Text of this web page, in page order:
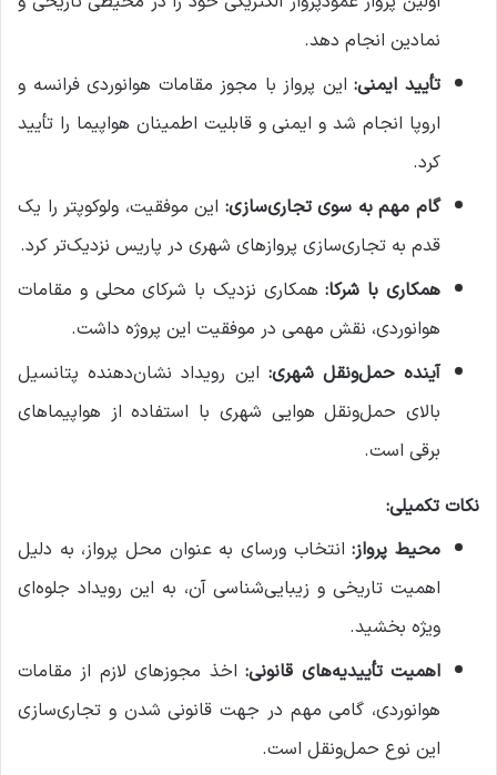
نمادین انجام دهد.
تأیید ایمنی:این پرواز با مجوز مقامات هوانوردی فرانسه و
اروپا انجام شد و ایمنی و قابلیت اطمینان هواپیما را تأیید
کرد.
گام مهم به سوی تجاری‌سازی: این موفقیت، ولوکوپتر را یک
قدم به تجاری‌سازی پروازهای شهری در پاریس نزدیک‌تر کرد.
همکاری با شرکا:همکاری نزدیک با شرکای محلی و مقامات
هوانوردی، نقش مهمی در موفقیت این پروژه داشت.
آینده حمل‌ونقل شهری: این رویداد نشان‌دهنده پتانسیل
بالای حمل‌ونقل هوایی شهری با استفاده از هواپیماهای
برقی است.
نکات تکمیلی:
محیط پرواز:انتخاب ورسای به عنوان محل پرواز، به دلیل
اهمیت تاریخی و زیبایی‌شناسی آن، به این رویداد جلوه‌ای
ویژه بخشید.
اهمیت تأییدیه‌های قانونی:اخذ مجوزهای لازم از مقامات
هوانوردی، گامی مهم در جهت قانونی شدن و تجاری‌سازی
این نوع حمل‌ونقل است.